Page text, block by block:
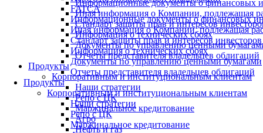
FATCA
Информационные документы о финансовых
Иная информация о Компании, подлежащая
Стандарт защиты прав и интересов инвесторов
Информация о технических сбоях
Документы по управлению ценными бумагами
Отчеты представителя владельцев облигаций
Продукты
Корпоративным и институциональным клиентам
Наши стратегии
Репо с ЦК
Маржинальное кредитование
Информационные документы о финансовых
Иная информация о Компании, подлежащая
Стандарт защиты прав и интересов
Информация о технических сбоях
Документы по управлению ценными
Отчеты представителя владельцев облигаций
Продукты
Корпоративным и институциональным клиентам
Наши стратегии
Репо с ЦК
Маржинальное кредитование
Агро
Нефть и газ